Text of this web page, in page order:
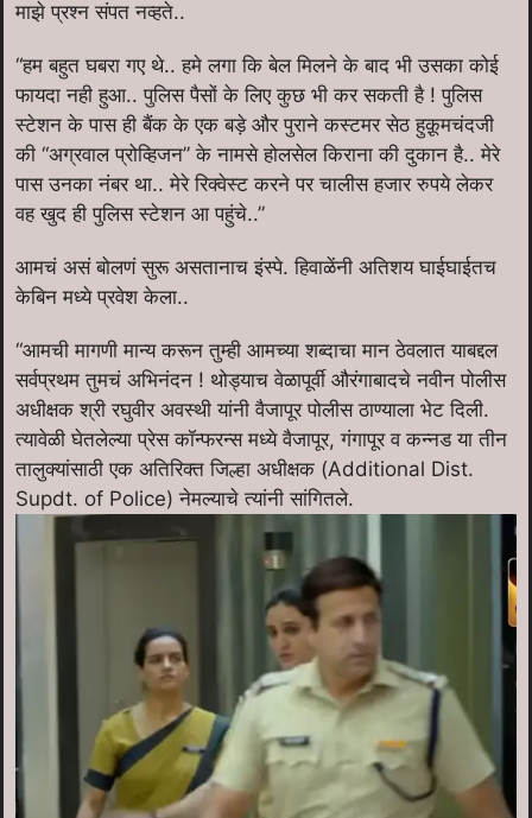
माझे प्रश्न संपत नव्हते..
“हम बहुत घबरा गए थे.. हमे लगा कि बेल मिलने के बाद भी उसका कोई
फायदा नही हुआ.. पुलिस पैसों के लिए कुछ भी कर सकती है ! पुलिस
स्टेशन के पास ही बैंक के एक बड़े और पुराने कस्टमर सेठ हुक़ूमचंदजी
की “अग्रवाल प्रोव्हिजन” के नामसे होलसेल किराना की दुकान है.. मेरे
पास उनका नंबर था.. मेरे रिक्वेस्ट करने पर चालीस हजार रुपये लेकर
वह खुद ही पुलिस स्टेशन आ पहुंचे..”
आमचं असं बोलणं सुरू असतानाच इंस्पे. हिवाळेंनी अतिशय घाईघाईतच
केबिन मध्ये प्रवेश केला..
“आमची मागणी मान्य करून तुम्ही आमच्या शब्दाचा मान ठेवलात याबद्दल
सर्वप्रथम तुमचं अभिनंदन ! थोड्याच वेळापूर्वी औरंगाबादचे नवीन पोलीस
अधीक्षक श्री रघुवीर अवस्थी यांनी वैजापूर पोलीस ठाण्याला भेट दिली.
त्यावेळी घेतलेल्या प्रेस कॉन्फरन्स मध्ये वैजापूर, गंगापूर व कन्नड या तीन
तालुक्यांसाठी एक अतिरिक्त जिल्हा अधीक्षक (Additional Dist.
Supdt. of Police) नेमल्याचे त्यांनी सांगितले.